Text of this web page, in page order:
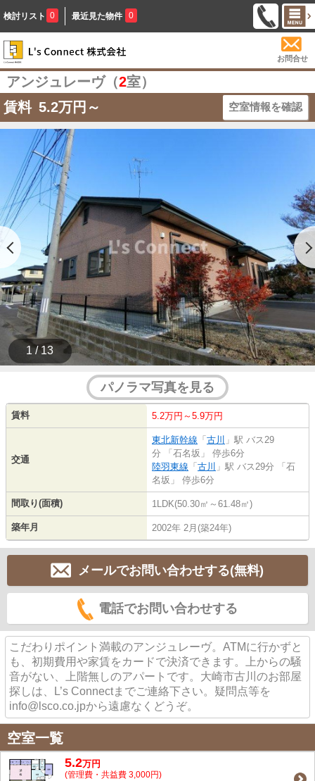
検討リスト 0 最近見た物件 0
お問合せ
アンジュレーヴ（2室）
賃料 5.2万円～ 空室情報を確認
1 / 13
パノラマ写真を見る
賃料 5.2万円～5.9万円
交通
東北新幹線 「 古川 」駅 バス29
分 「石名坂」 停歩6分
陸羽東線 「 古川 」駅 バス29分 「石
名坂」 停歩6分
間取り(面積) 1LDK(50.30㎡～61.48㎡)
築年月 2002年 2月(築24年)
メールでお問い合わせする(無料)
電話でお問い合わせする
こだわりポイント満載のアンジュレーヴ。ATMに行かずと
も、初期費用や家賃をカードで決済できます。上からの騒
音がない、上階無しのアパートです。大崎市古川のお部屋
探しは、L’s Connectまでご連絡下さい。疑問点等を
info@lsco.co.jpから遠慮なくどうぞ。
空室一覧
5.2万円
(管理費・共益費 3,000円)